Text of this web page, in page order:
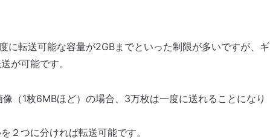
に転送可能な容量が2GBまでといった制限が多いですが、ギ
が可能です。
（1枚6MBほど）の場合、3万枚は一度に送れることになり
２つに分ければ転送可能です。